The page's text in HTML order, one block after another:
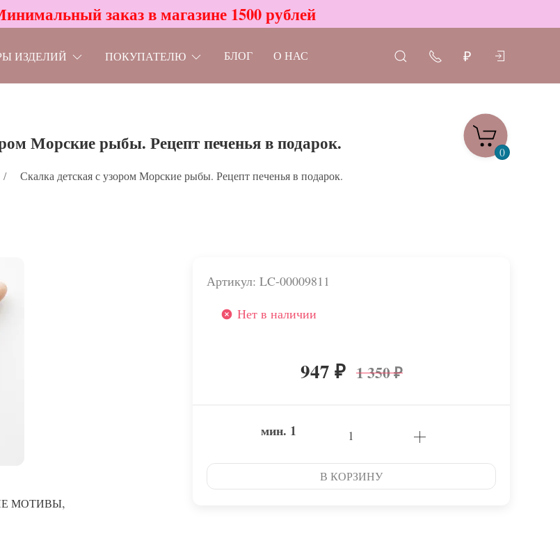
заказ в магазине 1500 рублей
ИЗДЕЛИЙ ПОКУПАТЕЛЮ БЛОГ О НАС ₽
0
Морские рыбы. Рецепт печенья в подарок.
Скалка детская с узором Морские рыбы. Рецепт печенья в подарок.
МОТИВЫ,
Артикул: LC-00009811
Нет в наличии
947 ₽ 1 350₽
мин. 1
В КОРЗИНУ